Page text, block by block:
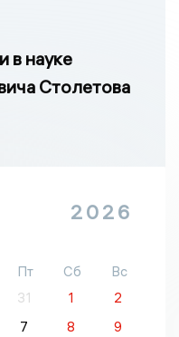
в науке
Столетова
2026
Пт Сб
Вс
31 1
2
7 8
9